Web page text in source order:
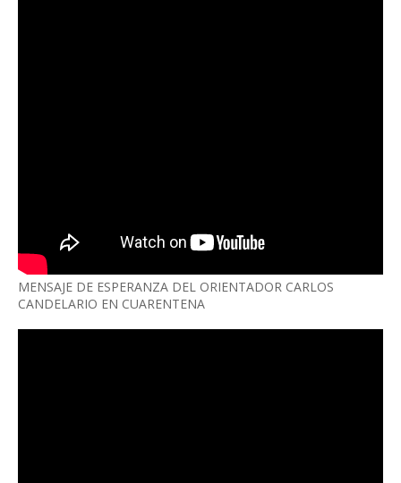
MENSAJE DE ESPERANZA DEL ORIENTADOR CARLOS
CANDELARIO EN CUARENTENA